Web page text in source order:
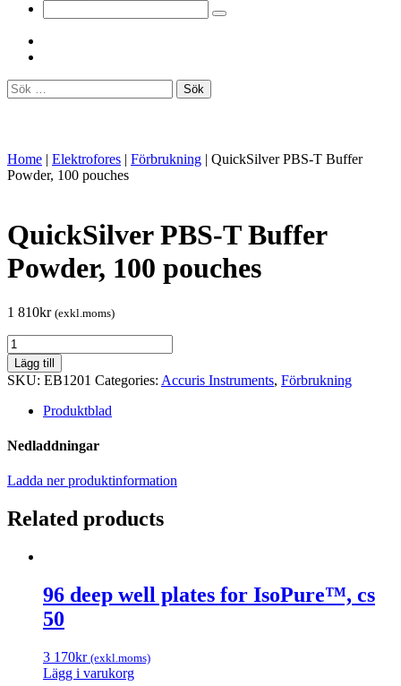
Sök
efter:
Home | Elektrofores | Förbrukning | QuickSilver PBS-T Buffer
Powder, 100 pouches
QuickSilver PBS-T Buffer
Powder, 100 pouches
1 810kr (exkl.moms)
QuickSilver
PBS-
T
Buffer
Powder,
pouches
quantity
Lägg till
SKU: EB1201 Categories: Accuris Instruments, Förbrukning
Produktblad
Nedladdningar
Ladda ner produktinformation
Related products
96 deep well plates for IsoPure™, cs
50
3 170kr (exkl.moms)
Lägg i varukorg